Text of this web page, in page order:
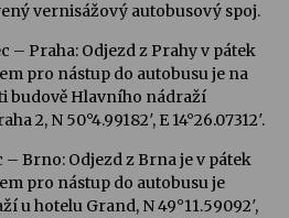
kousek za Humpolec. V Želivě ožije
Čapka
recitál Michala Novenka v Klášteře
vernisážový autobusový spoj.
– Praha: Odjezd z Prahy v pátek
pro nástup do autobusu je na
budově Hlavního nádraží
2, N 50°4.99182′, E 14°26.07312′.
Brno: Odjezd z Brna je v pátek
pro nástup do autobusu je
u hotelu Grand, N 49°11.59092′,